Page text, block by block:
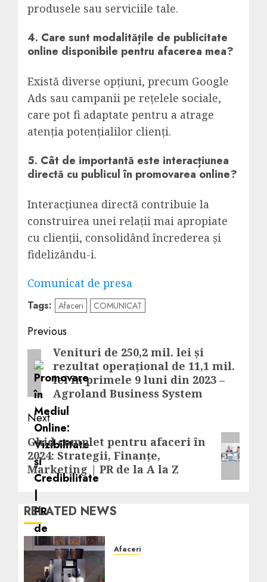
produsele sau serviciile tale.
4. Care sunt modalitățile de publicitate
online disponibile pentru afacerea mea?
Există diverse opțiuni, precum Google
Ads sau campanii pe rețelele sociale,
care pot fi adaptate pentru a atrage
atenția potențialilor clienți.
5. Cât de importantă este interacțiunea
directă cu publicul în promovarea online?
Interacțiunea directă contribuie la
construirea unei relații mai apropiate
cu clienții, consolidând încrederea și
fidelizându-i.
Navigare
în
articole
Comunicat de presa
Tags: Afaceri COMUNICAT
Post
navigation
Previous
Previous
post:
Venituri de 250,2 mil. lei și
rezultat operațional de 11,1 mil.
lei în primele 9 luni din 2023 –
Agroland Business System
Next
Next
post:
Ghid complet pentru afaceri în
2024: Strategii, Finanțe,
Marketing | PR de la A la Z
RELATED NEWS
Afaceri